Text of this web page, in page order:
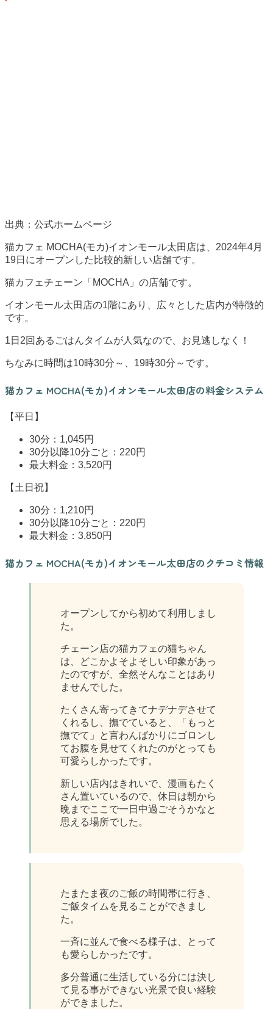
出典：公式ホームページ
猫カフェ MOCHA(モカ)イオンモール太田店は、2024年4月
19日にオープンした比較的新しい店舗です。
猫カフェチェーン「MOCHA」の店舗です。
イオンモール太田店の1階にあり、広々とした店内が特徴的
です。
1日2回あるごはんタイムが人気なので、お見逃しなく！
ちなみに時間は10時30分～、19時30分～です。
猫カフェ MOCHA(モカ)イオンモール太田店の料金システム
【平日】
30分：1,045円
30分以降10分ごと：220円
最大料金：3,520円
【土日祝】
30分：1,210円
30分以降10分ごと：220円
最大料金：3,850円
猫カフェ MOCHA(モカ)イオンモール太田店のクチコミ情報
オープンしてから初めて利用しまし
た。
チェーン店の猫カフェの猫ちゃん
は、どこかよそよそしい印象があっ
たのですが、全然そんなことはあり
ませんでした。
たくさん寄ってきてナデナデさせて
くれるし、撫でていると、「もっと
撫でて」と言わんばかりにゴロンし
てお腹を見せてくれたのがとっても
可愛らしかったです。
新しい店内はきれいで、漫画もたく
さん置いているので、休日は朝から
晩までここで一日中過ごそうかなと
思える場所でした。
たまたま夜のご飯の時間帯に行き、
ご飯タイムを見ることができまし
た。
一斉に並んで食べる様子は、とって
も愛らしかったです。
多分普通に生活している分には決し
て見る事ができない光景で良い経験
ができました。